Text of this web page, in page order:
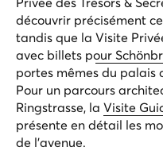
découvrir précisément
tandis que la Visite
avec billets pour
portes mêmes du palais
Pour un parcours
Ringstrasse, la Visite
présente en détail les
de l'avenue.